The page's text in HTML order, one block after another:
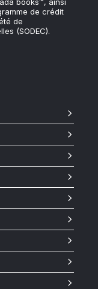
de crédit
de
(SODEC).